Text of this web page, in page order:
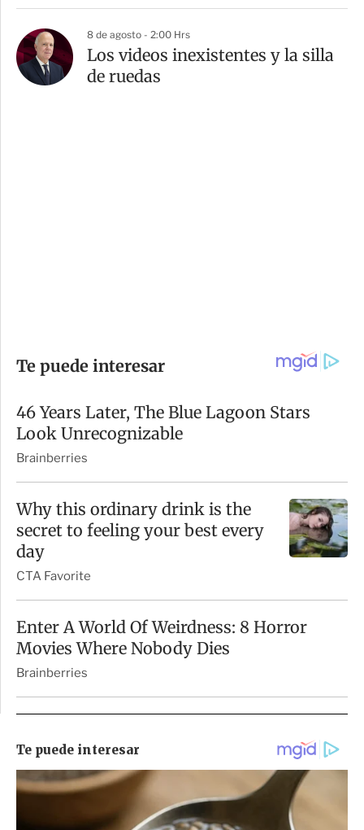
8 de agosto - 2:00 Hrs
Los videos inexistentes y la silla
de ruedas